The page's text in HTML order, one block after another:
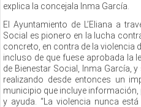
explica la concejala Inma García.
El Ayuntamiento de L’Eliana a
Social es pionero en la lucha
concreto, en contra de la violencia
incluso de que fuese aprobada la
de Bienestar Social, Inma García,
realizando desde entonces un
municipio que incluye
y ayuda. “La violencia nunca